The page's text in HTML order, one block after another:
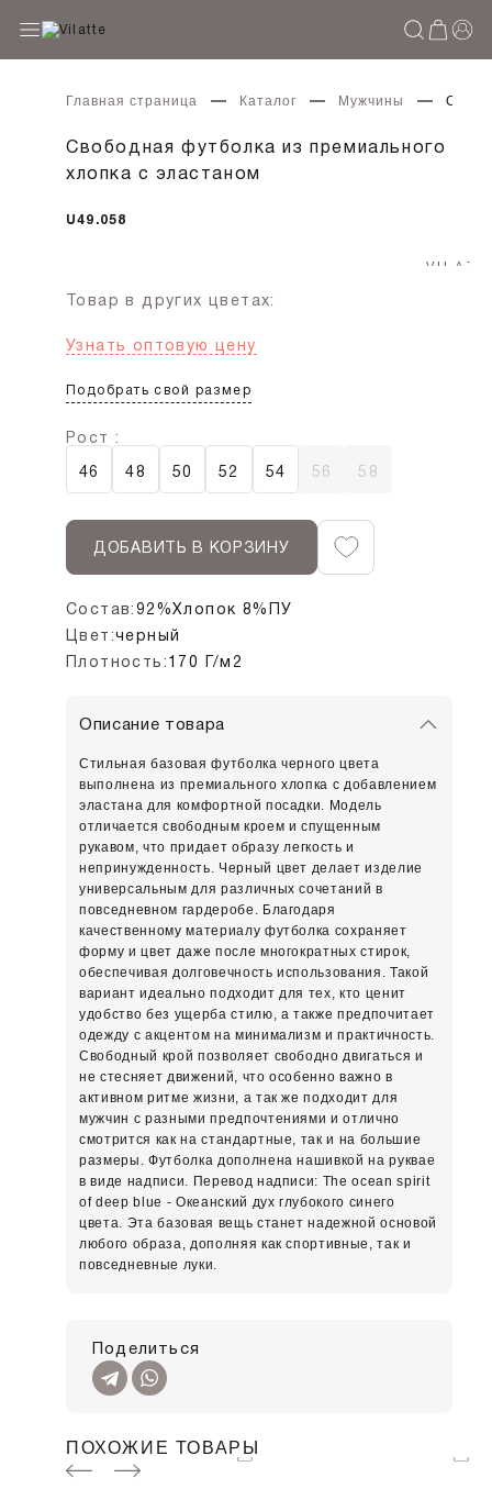
Главная страница Каталог Мужчины
Свободная футболка из премиального
хлопка с эластаном
U49.058
Товар в других цветах:
Узнать оптовую цену
Подобрать свой размер
Рост :
46
48 50 52 54 56 58
ДОБАВИТЬ В КОРЗИНУ
Состав:92%Хлопок 8%ПУ
Цвет:черный
Плотность:170 Г/м2
Описание товара
Стильная базовая футболка черного цвета
выполнена из премиального хлопка с добавлением
эластана для комфортной посадки. Модель
отличается свободным кроем и спущенным
рукавом, что придает образу легкость и
непринужденность. Черный цвет делает изделие
универсальным для различных сочетаний в
повседневном гардеробе. Благодаря
качественному материалу футболка сохраняет
форму и цвет даже после многократных стирок,
обеспечивая долговечность использования. Такой
вариант идеально подходит для тех, кто ценит
удобство без ущерба стилю, а также предпочитает
одежду с акцентом на минимализм и практичность.
Свободный крой позволяет свободно двигаться и
не стесняет движений, что особенно важно в
активном ритме жизни, а так же подходит для
мужчин с разными предпочтениями и отлично
смотрится как на стандартные, так и на большие
размеры. Футболка дополнена нашивкой на руквае
в виде надписи. Перевод надписи: The ocean spirit
of deep blue - Океанский дух глубокого синего
цвета. Эта базовая вещь станет надежной основой
любого образа, дополняя как спортивные, так и
повседневные луки.
Поделиться
ПОХОЖИЕ ТОВАРЫ